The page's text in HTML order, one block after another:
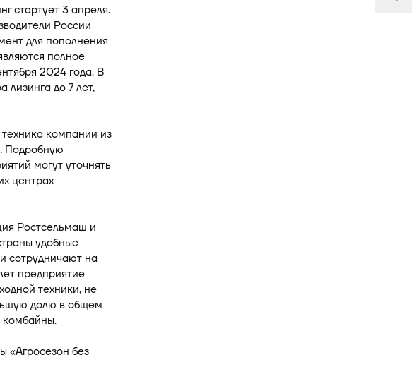
стартует 3 апреля.
России
для пополнения
полное
2024 года. В
до 7 лет,
техника компании из
Подробную
могут уточнять
центрах
Ростсельмаш и
удобные
сотрудничают на
предприятие
техники, не
долю в общем
комбайны.
«Агросезон без